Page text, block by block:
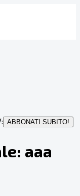
ABBONATI SUBITO!
aaa